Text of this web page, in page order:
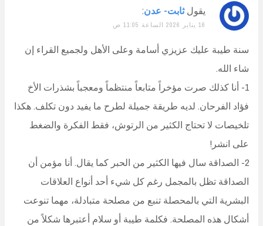
يقول ثابت- عدن:
16 يناير 2026 الساعة 11:05 ص
سنة طيبة عليك عزيزي أسامة وعلى الأهل ولجميع القراء إن
شاء الله.
1- أنا كذلك صرت مؤخراً متابعاً منتظماً ومعجباً بشذرات الأخ
فؤاد الفرحان. لديه طريقة جميلة لطرح ما يفيد دون تكلف. هكذا
تلخيصات لا تحتاج الكثير من الرتوش، فقط الفكرة والضغط
على انشر!
2- الصداقة سال فيها الكثير من الحبر كما يقال. أنا مؤمن أن
الصداقة تظل بالمجمل رغم كل شيء أحد أنواع العلاقات
البشرية التي بالمحصلة تنبع من مصلحة متبادلة، مهما تنوعت
أشكال هذه المصلحة. فكلمة طيبة أو سلام أعتبرها شكلاً من